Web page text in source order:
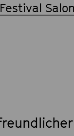
Salon